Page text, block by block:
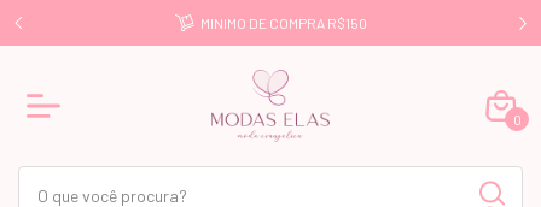
R$499 MINIMO DE COMPRA R$150
0